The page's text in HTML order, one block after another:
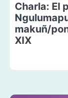
Charla: El
makuñ/
XIX